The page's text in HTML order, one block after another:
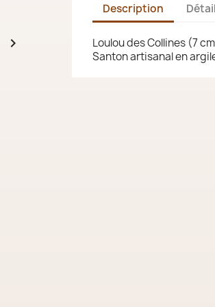

Description
Loulou des Collines (7
Santon artisanal en